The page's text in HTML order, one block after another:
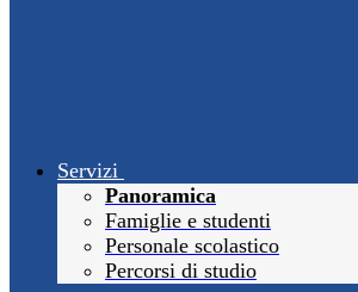
Servizi
Panoramica
Famiglie e studenti
Personale scolastico
Percorsi di studio